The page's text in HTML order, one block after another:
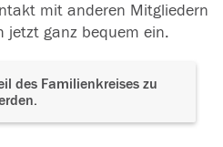
mit anderen Mitgliedern
jetzt ganz bequem ein.
des Familienkreises zu